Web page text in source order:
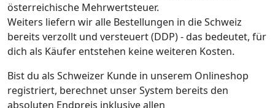
österreichische Mehrwertsteuer.
Weiters liefern wir alle Bestellungen in die Schweiz
bereits verzollt und versteuert (DDP) - das bedeutet, für
dich als Käufer entstehen keine weiteren Kosten.
Bist du als Schweizer Kunde in unserem Onlineshop
registriert, berechnet unser System bereits den
absoluten Endpreis inklusive allen